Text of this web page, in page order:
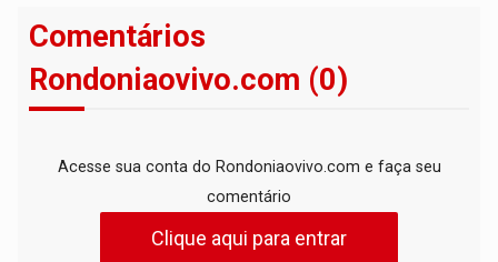
Comentários
Rondoniaovivo.com (0)
Acesse sua conta do Rondoniaovivo.com e faça seu
comentário
Clique aqui para entrar